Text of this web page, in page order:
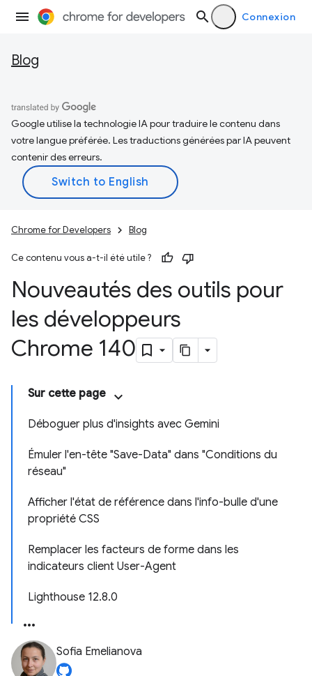
Connexion
Blog
Google utilise la technologie IA pour traduire le contenu dans
votre langue préférée. Les traductions générées par IA peuvent
contenir des erreurs.
Chrome for Developers Blog
Ce contenu vous a-t-il été utile ?
Nouveautés des outils pour
les développeurs
Chrome 140
Sur cette page
Déboguer plus d'insights avec Gemini
Émuler l'en-tête "Save-Data" dans "Conditions du
réseau"
Afficher l'état de référence dans l'info-bulle d'une
propriété CSS
Remplacer les facteurs de forme dans les
indicateurs client User-Agent
Lighthouse 12.8.0
Sofia Emelianova